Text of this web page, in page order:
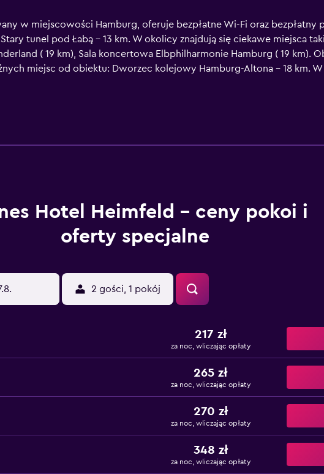
w miejscowości Hamburg, oferuje bezpłatne Wi-Fi oraz bezpłatny
tunel pod Łabą – 13 km. W okolicy znajdują się ciekawe miejsca
( 19 km), Sala koncertowa Elbphilharmonie Hamburg ( 19 km).
miejsc od obiektu: Dworzec kolejowy Hamburg-Altona – 18 km.
miejsc od obiektu: Ratusz w Hamburgu – 19 km, Kościół św.
się 15 km od obiektu.
Hotel Heimfeld – ceny pokoi i
oferty specjalne
2 gości, 1 pokój
217 zł
za noc, wliczając opłaty
265 zł
za noc, wliczając opłaty
270 zł
za noc, wliczając opłaty
348 zł
za noc, wliczając opłaty